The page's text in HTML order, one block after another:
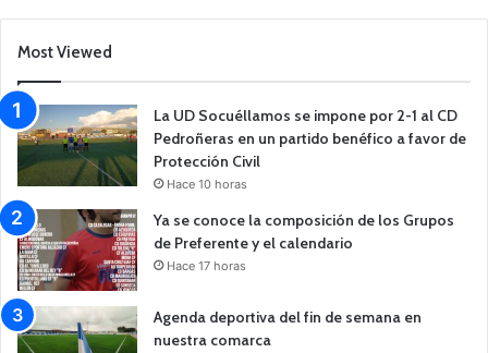
Most Viewed
La UD Socuéllamos se impone por 2-1 al CD
Pedroñeras en un partido benéfico a favor de
Protección Civil
Hace 10 horas
Ya se conoce la composición de los Grupos
de Preferente y el calendario
Hace 17 horas
Agenda deportiva del fin de semana en
nuestra comarca